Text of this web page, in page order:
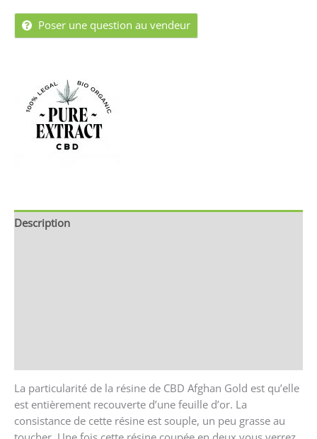
Poser une question au vendeur
Description
La particularité de la résine de CBD Afghan Gold est qu’elle
est entièrement recouverte d’une feuille d’or. La
consistance de cette résine est souple, un peu grasse au